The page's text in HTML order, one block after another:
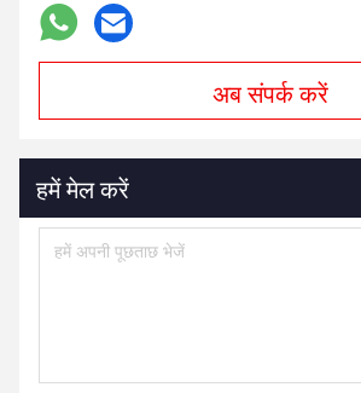
अब संपर्क करें
हमें मेल करें